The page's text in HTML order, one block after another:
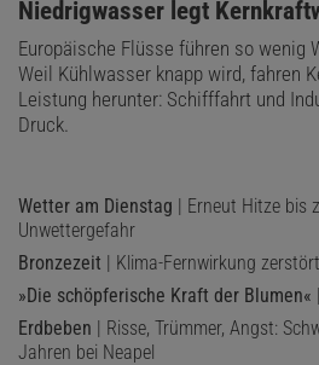
:
Niedrigwasser legt
Europäische Flüsse führen so wenig
Weil Kühlwasser knapp wird, fahren
Leistung herunter: Schifffahrt und
Druck.
Wetter am Dienstag | Erneut Hitze bis
Unwettergefahr
Bronzezeit | Klima-Fernwirkung
»Die schöpferische Kraft der Blumen«
Erdbeben | Risse, Trümmer, Angst:
Jahren bei Neapel